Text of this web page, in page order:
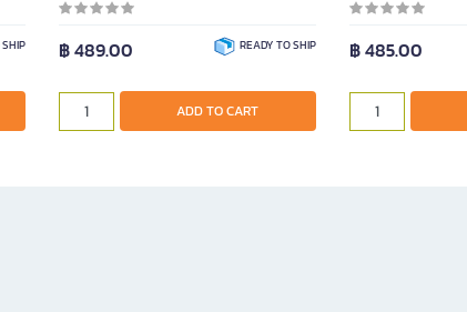
฿ 489.00 READY TO SHIP
ADD TO CART
฿ 485.00